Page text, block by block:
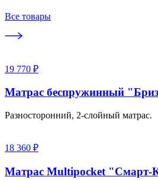
Все товары
19 770 ₽
Матрас беспружинный
Разносторонний, 2-слойный матрас.
18 360 ₽
Матрас Multipocket "Смарт-